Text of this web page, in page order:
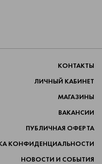
КОНТАКТЫ
ЛИЧНЫЙ КАБИНЕТ
МАГАЗИНЫ
ВАКАНСИИ
ПУБЛИЧНАЯ ОФЕРТА
КОНФИДЕНЦИАЛЬНОСТИ
НОВОСТИ И СОБЫТИЯ